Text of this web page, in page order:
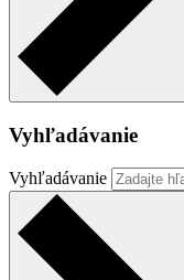
Vyhľadávanie
Vyhľadávanie